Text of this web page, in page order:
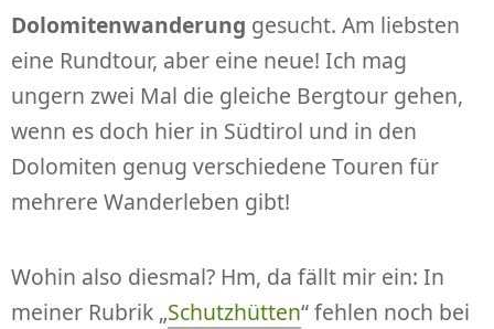
Dolomitenwanderung gesucht. Am liebsten
eine Rundtour, aber eine neue! Ich mag
ungern zwei Mal die gleiche Bergtour gehen,
wenn es doch hier in Südtirol und in den
Dolomiten genug verschiedene Touren für
mehrere Wanderleben gibt!
Wohin also diesmal? Hm, da fällt mir ein: In
meiner Rubrik „Schutzhütten“ fehlen noch bei